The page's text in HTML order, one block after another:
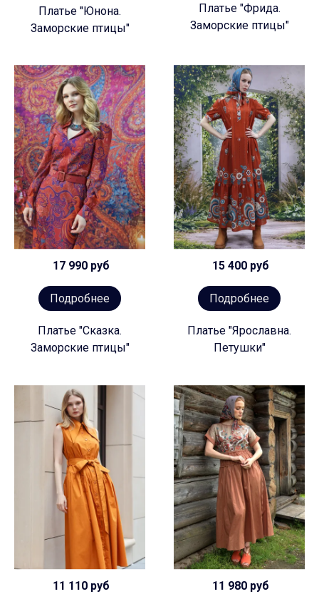
Платье "Юнона.
Заморские птицы"
Платье "Фрида.
Заморские птицы"
17 990 руб
Подробнее
Платье "Сказка.
Заморские птицы"
15 400 руб
Подробнее
Платье "Ярославна.
Петушки"
11 110 руб 11 980 руб